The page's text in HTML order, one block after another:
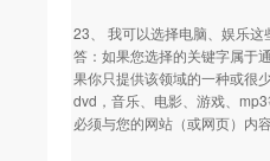
23、 我可以选择电脑、娱乐
答：如果您选择的关键字属于
果你只提供该领域的一种或很
dvd，音乐、电影、游戏、
必须与您的网站（或网页）内